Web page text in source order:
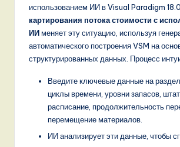
использованием ИИ в Visual Paradigm 18.0
картирования потока стоимости с
ИИменяет эту ситуацию, используя
автоматического построения VSM на
структурированных данных. Процесс
Введите ключевые данные на
циклы времени, уровни запасов,
расписание, продолжительность
перемещение материалов.
ИИ анализирует эти данные, чтобы